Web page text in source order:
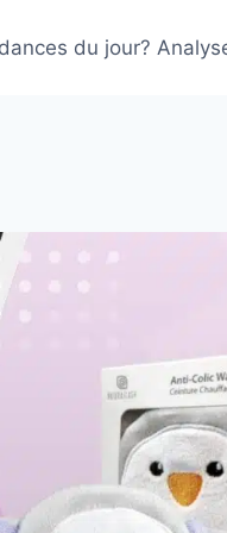
du jour?